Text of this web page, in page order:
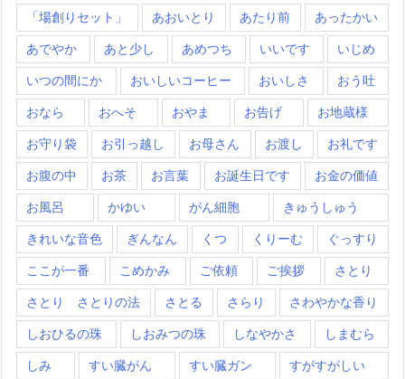
「場創りセット」 あおいとり あたり前 あったかい
あでやか あと少し あめつち いいです いじめ
いつの間にか おいしいコーヒー おいしさ おう吐
おなら おへそ おやま お告げ お地蔵様
お守り袋 お引っ越し お母さん お渡し お礼です
お腹の中 お茶 お言葉 お誕生日です お金の価値
お風呂 かゆい がん細胞 きゅうしゅう
きれいな音色 ぎんなん くつ くりーむ ぐっすり
ここが一番 こめかみ ご依頼 ご挨拶 さとり
さとり さとりの法 さとる さらり さわやかな香り
しおひるの珠 しおみつの珠 しなやかさ しまむら
しみ すい臓がん すい臓ガン すがすがしい